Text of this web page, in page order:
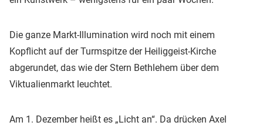
Die ganze Markt-Illumination wird noch mit einem
Kopflicht auf der Turmspitze der Heiliggeist-Kirche
abgerundet, das wie der Stern Bethlehem über dem
Viktualienmarkt leuchtet.
Am 1. Dezember heißt es „Licht an“. Da drücken Axel